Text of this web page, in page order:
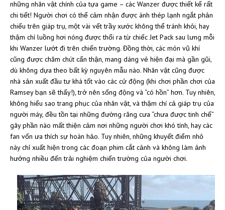
những nhân vật chính của tựa game – các Wanzer được thiết kế rất
chi tiết! Người chơi có thể cảm nhận được ánh thép lạnh ngắt phản
chiếu trên giáp trụ, một vài vết trầy xước không thể tránh khỏi, hay
thậm chí luồng hơi nóng được thổi ra từ chiếc Jet Pack sau lưng mỗi
khi Wanzer lướt đi trên chiến trường. Đồng thời, các món vũ khí
cũng được chăm chút cẩn thận, mang dáng vẻ hiện đại mà gần gũi,
dù không dựa theo bất kỳ nguyên mẫu nào. Nhân vật cũng được
nhà sản xuất đầu tư khá tốt vào các cử động (khi chơi phần chơi của
Ramsey bạn sẽ thấy!), trở nên sống động và “có hồn” hơn. Tuy nhiên,
không hiểu sao trang phục của nhân vật, và thậm chí cả giáp trụ của
người máy, đều tồn tại những đường răng cưa “chưa được tinh chế”
gây phần nào mất thiện cảm nơi những người chơi khó tính, hay các
fan vốn ưa thích sự hoàn hảo. Tuy nhiên, những khuyết điểm nhỏ
này chỉ xuất hiện trong các đoạn phim cắt cảnh và không làm ảnh
hưởng nhiều đến trải nghiệm chiến trường của người chơi.